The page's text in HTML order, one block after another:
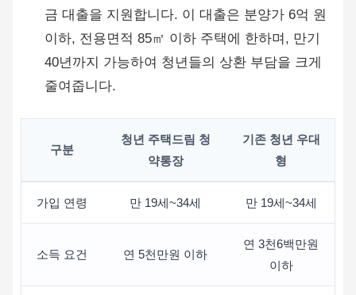
금 대출을 지원합니다. 이 대출은 분양가 6억 원
이하, 전용면적 85㎡ 이하 주택에 한하며, 만기
40년까지 가능하여 청년들의 상환 부담을 크게
줄여줍니다.
구분
청년 주택드림 청
약통장
기존 청년 우대
형
가입 연령 만 19세~34세 만 19세~34세
소득 요건 연 5천만원 이하
연 3천6백만원
이하